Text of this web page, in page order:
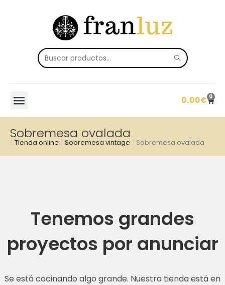
0.00€ 0
Sobremesa ovalada
/ Tienda online / Sobremesa vintage / Sobremesa ovalada
Tenemos grandes
proyectos por anunciar
Se está cocinando algo grande. Nuestra tienda está en